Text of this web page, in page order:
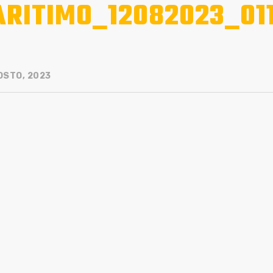
2023